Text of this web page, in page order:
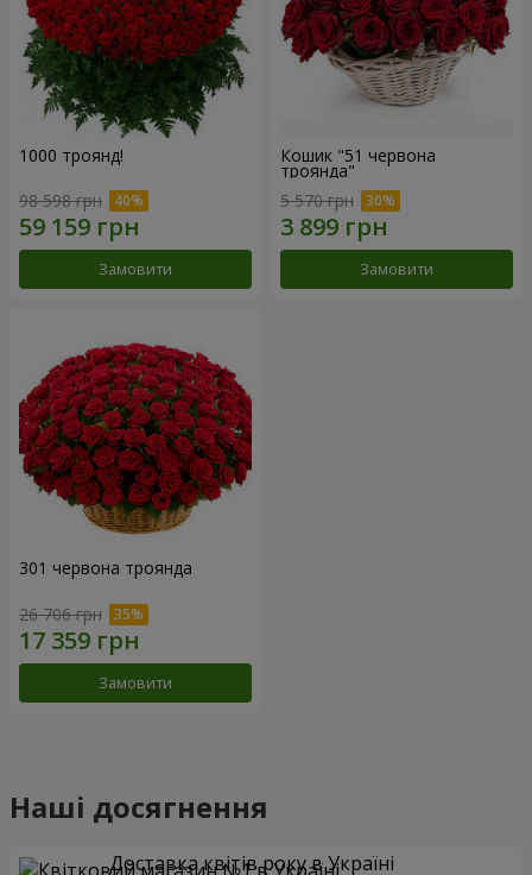
1000 троянд!
98 598 грн
Замовити
Кошик "51 червона
троянда"
5 570 грн
Замовити
301 червона троянда
26 706 грн
Замовити
Наші досягнення
Доставка квітів року в Україні